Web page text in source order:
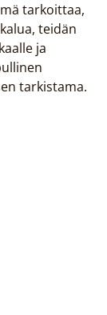
tarkoittaa,
teidän
ja
tarkistama.